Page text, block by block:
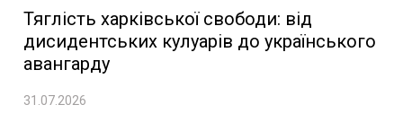
Тяглість харківської свободи: від
дисидентських кулуарів до українського
авангарду
31.07.2026